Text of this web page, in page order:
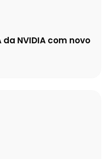
NVIDIA com novo